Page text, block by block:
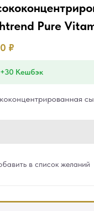
Pure
₽
+30 Кешбэк
в список желаний